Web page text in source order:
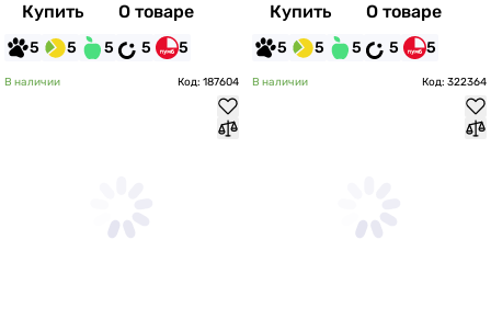
Купить О товаре
5 5 5 5 5
Купить О товаре
5 5 5 5 5
В наличии Код: 187604 В наличии Код: 322364